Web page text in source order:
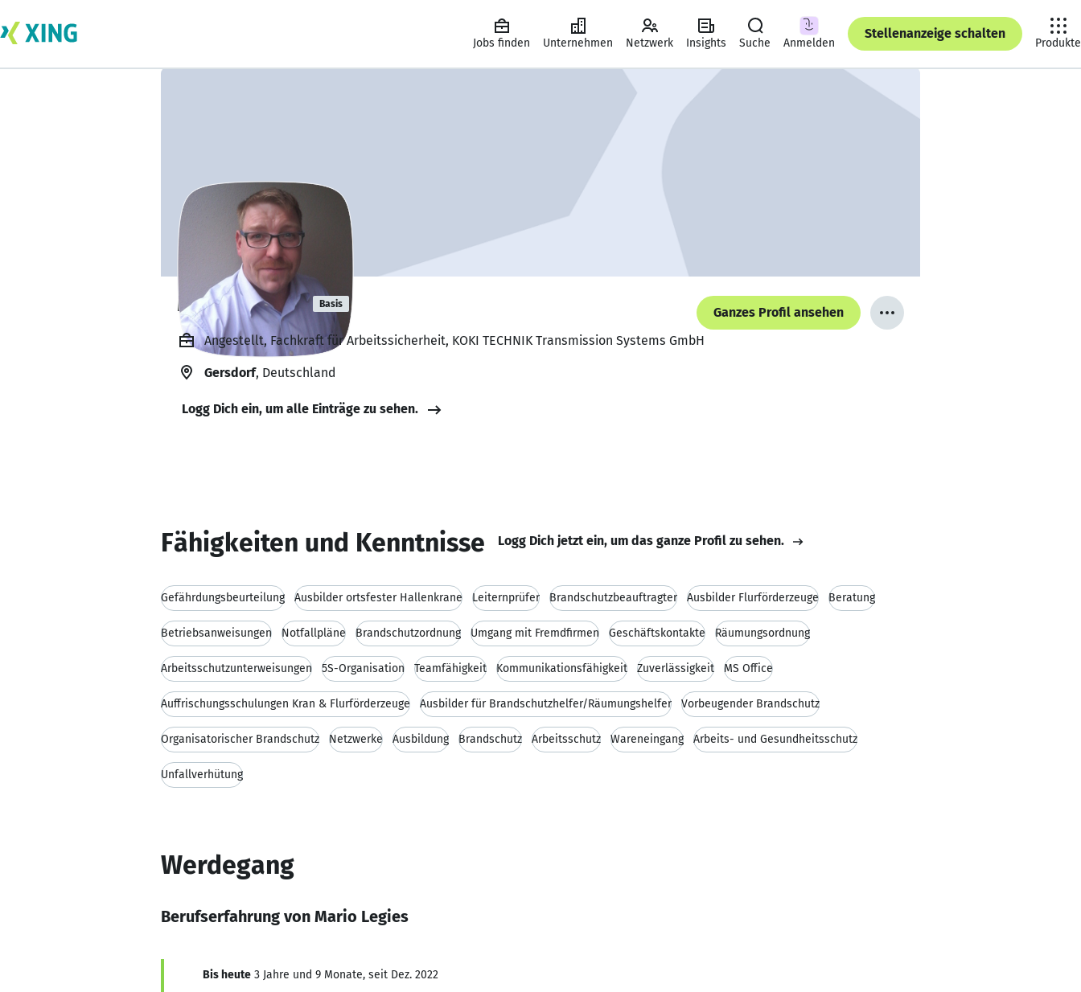
Jobs finden Unternehmen Netzwerk Insights Suche Anmelden
Stellenanzeige schalten
Produkte
Mario Legies Basis
Ganzes Profil ansehen
Angestellt, Fachkraft für Arbeitssicherheit, KOKI TECHNIK Transmission Systems GmbH
Gersdorf, Deutschland
Logg Dich ein, um alle Einträge zu sehen.
Fähigkeiten und Kenntnisse Logg Dich jetzt ein, um das ganze Profil zu sehen.
Gefährdungsbeurteilung Ausbilder ortsfester Hallenkrane Leiternprüfer Brandschutzbeauftragter Ausbilder Flurförderzeuge Beratung
Betriebsanweisungen Notfallpläne Brandschutzordnung Umgang mit Fremdfirmen Geschäftskontakte Räumungsordnung
Arbeitsschutzunterweisungen 5S-Organisation Teamfähigkeit Kommunikationsfähigkeit Zuverlässigkeit MS Office
Auffrischungsschulungen Kran & Flurförderzeuge Ausbilder für Brandschutzhelfer/Räumungshelfer Vorbeugender Brandschutz
Organisatorischer Brandschutz Netzwerke Ausbildung Brandschutz Arbeitsschutz Wareneingang Arbeits- und Gesundheitsschutz
Unfallverhütung
Werdegang
Berufserfahrung von Mario Legies
Bis heute 3 Jahre und 9 Monate, seit Dez. 2022